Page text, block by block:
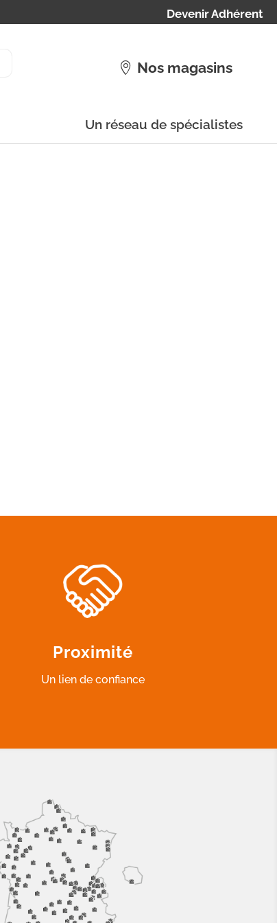
Devenir Adhérent
Nos magasins
Un réseau de spécialistes
Proximité
Un lien de confiance